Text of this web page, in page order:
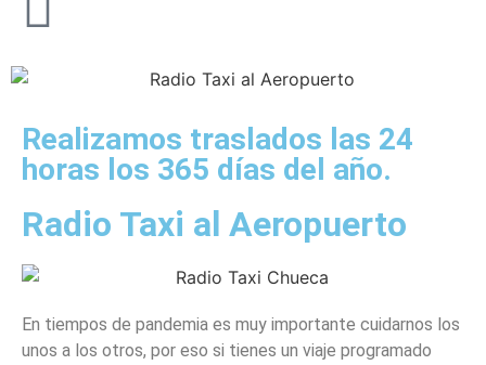
Realizamos traslados las 24
horas los 365 días del año.
Radio Taxi al Aeropuerto
En tiempos de pandemia es muy importante cuidarnos los
unos a los otros, por eso si tienes un viaje programado